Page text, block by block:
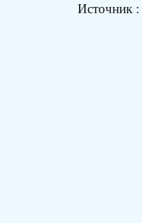
Источник :